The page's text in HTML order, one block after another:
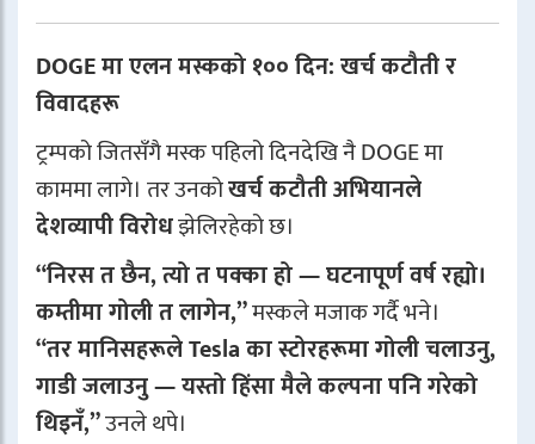
DOGE मा एलन मस्कको १०० दिन: खर्च कटौती र
विवादहरू
ट्रम्पको जितसँगै मस्क पहिलो दिनदेखि नै DOGE मा
काममा लागे। तर उनकोखर्च कटौती अभियानले
देशव्यापी विरोधझेलिरहेको छ।
“निरस त छैन, त्यो त पक्का हो — घटनापूर्ण वर्ष रह्यो।
कम्तीमा गोली त लागेन,”मस्कले मजाक गर्दै भने।
“तर मानिसहरूले Tesla का स्टोरहरूमा गोली चलाउनु,
गाडी जलाउनु — यस्तो हिंसा मैले कल्पना पनि गरेको
थिइनँ,”उनले थपे।